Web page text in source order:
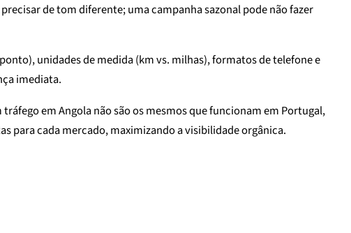
de tom diferente; uma campanha sazonal pode não fazer
unidades de medida (km vs. milhas), formatos de telefone e
imediata.
em Angola não são os mesmos que funcionam em Portugal,
para cada mercado, maximizando a visibilidade orgânica.